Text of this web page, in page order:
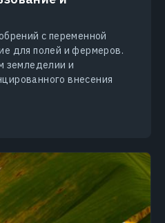
с переменной
для полей и фермеров.
земледелии и
внесения